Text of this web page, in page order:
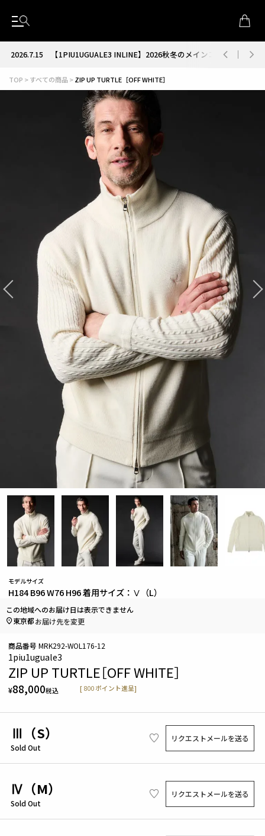
2026.7.15【1PIU1UGUALE3 INLINE】2026秋冬のメインコレクションが
TOP すべての商品 ZIP UP TURTLE［OFF WHITE］
モデルサイズ
H184 B96 W76 H96 着用サイズ：Ⅴ（L）
1piu1uguale3
ZIP UP TURTLE［OFF WHITE］
¥88,000税込 [ 800 ポイント進呈]
商品番号 MRK292-WOL176-12
Ⅲ（S）
Sold Out
リクエストメールを送る
Ⅳ（M）
Sold Out
リクエストメールを送る
この地域へのお届け日は表示できません
東京都お届け先を変更